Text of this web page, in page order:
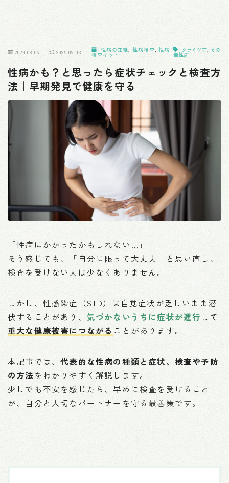
2024.08.06 2025.09.03 性病の知識 性病検査 ,性病
検査キット
クラミジア その
他性病
性病かも？と思ったら症状チェックと検査方
法｜早期発見で健康を守る
「性病にかかったかもしれない…」
そう感じても、「自分に限って大丈夫」と思い直し、
検査を受けない人は少なくありません。
しかし、性感染症（STD）は自覚症状が乏しいまま潜
伏することがあり、 気づかないうちに症状が進行 して
重大な健康被害につながる ことがあります。
本記事では、代表的な性病の種類と症状、検査や予防
の方法 をわかりやすく解説します。
少しでも不安を感じたら、早めに検査を受けること
が、自分と大切なパートナーを守る最善策です。